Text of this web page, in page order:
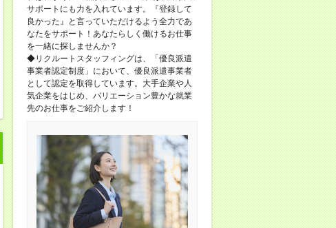
サポートにも力を入れています。『登録して
良かった』と言っていただけるよう全力であ
なたをサポート！あなたらしく働けるお仕事
を一緒に探しませんか？
◆リクルートスタッフィングは、「優良派遣
事業者認定制度」において、優良派遣事業者
として認定を取得しています。大手企業や人
気企業をはじめ、バリエーション豊かな就業
先のお仕事をご紹介します！